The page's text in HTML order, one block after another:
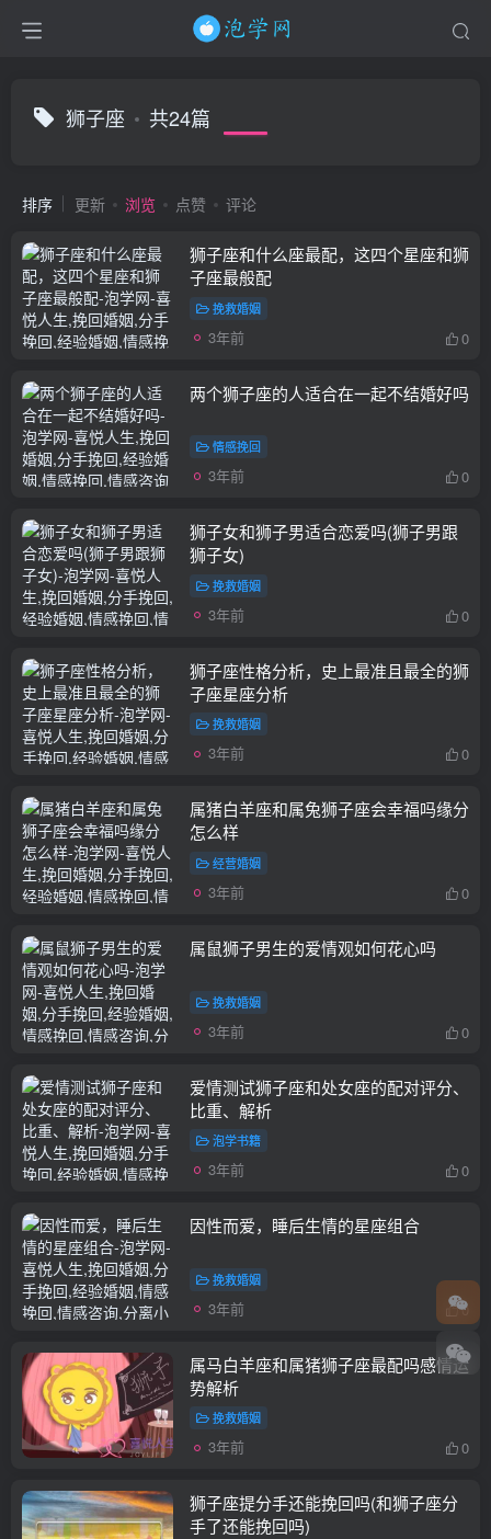
狮子座 共24篇
排序 更新 浏览 点赞 评论
狮子座和什么座最配，这四个星座和狮
子座最般配
挽救婚姻
3年前 0
两个狮子座的人适合在一起不结婚好吗
情感挽回
3年前 0
狮子女和狮子男适合恋爱吗(狮子男跟
狮子女)
挽救婚姻
3年前 0
狮子座性格分析，史上最准且最全的狮
子座星座分析
挽救婚姻
3年前 0
属猪白羊座和属兔狮子座会幸福吗缘分
怎么样
经营婚姻
3年前 0
属鼠狮子男生的爱情观如何花心吗
挽救婚姻
3年前 0
爱情测试狮子座和处女座的配对评分、
比重、解析
泡学书籍
3年前 0
因性而爱，睡后生情的星座组合
挽救婚姻
3年前 0
属马白羊座和属猪狮子座最配吗感情运
势解析
挽救婚姻
3年前 0
狮子座提分手还能挽回吗(和狮子座分
手了还能挽回吗)